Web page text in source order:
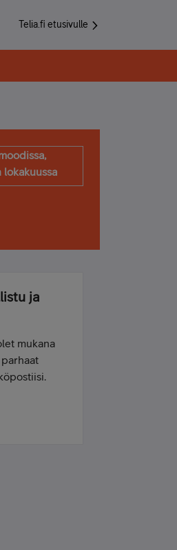
Telia.fi etusivulle
lokakuussa
ja
mukana
parhaat